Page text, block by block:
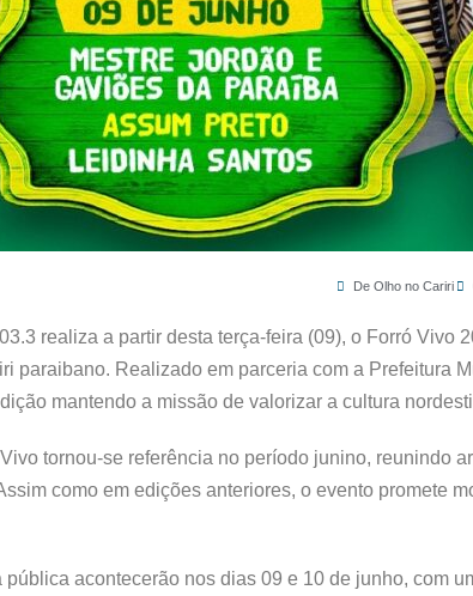
De Olho no Cariri
realiza a partir desta terça-feira (09), o Forró
paraibano. Realizado em parceria com a Prefeitura
mantendo a missão de valorizar a cultura
tornou-se referência no período junino, reunindo
como em edições anteriores, o evento promete
acontecerão nos dias 09 e 10 de junho, com